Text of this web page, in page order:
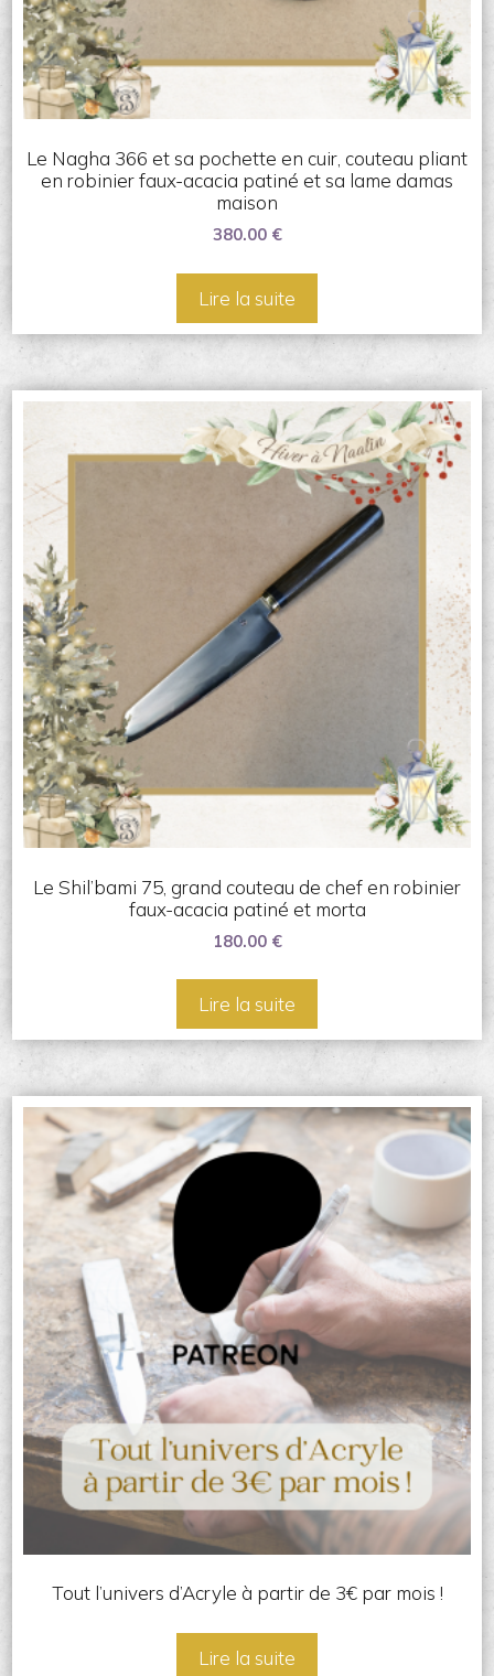
Le Nagha 366 et sa pochette en cuir, couteau pliant
en robinier faux-acacia patiné et sa lame damas
maison
380.00 €
Lire la suite
Le Shil’bami 75, grand couteau de chef en robinier
faux-acacia patiné et morta
180.00 €
Lire la suite
Tout l’univers d’Acryle à partir de 3€ par mois !
Lire la suite